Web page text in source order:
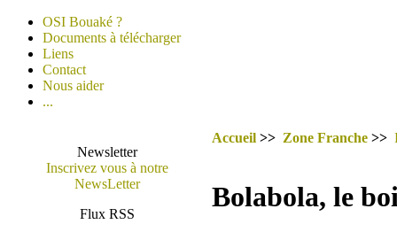
OSI Bouaké ?
Documents à télécharger
Liens
Contact
Nous aider
...
Newsletter
Inscrivez vous à notre
NewsLetter
Flux RSS
Accueil >> Zone Franche >>
Bolabola, le